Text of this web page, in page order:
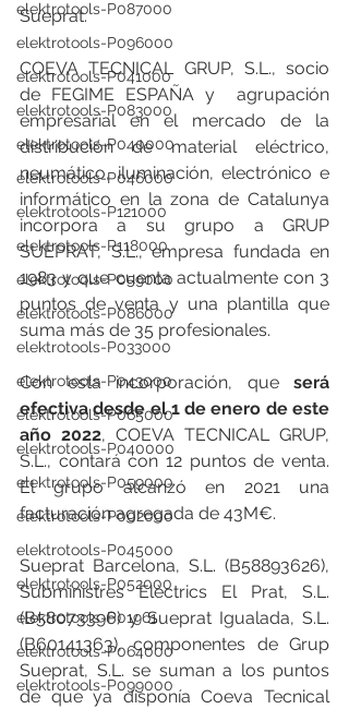
elektrotools-P087000
elektrotools-P096000
elektrotools-P041000
elektrotools-P083000
elektrotools-P040000
elektrotools-P046000
elektrotools-P121000
elektrotools-P118000
elektrotools-P059000
elektrotools-P086000
elektrotools-P033000
elektrotools-P043000
elektrotools-P065000
elektrotools-P040000
elektrotools-P059000
elektrotools-P002000
elektrotools-P045000
elektrotools-P052000
elektrotools-P01961
elektrotools-P064000
elektrotools-P099000
Sueprat.
COEVA TECNICAL GRUP, S.L., socio
de FEGIME ESPAÑA y  agrupación
empresarial en el mercado de la
distribución de material eléctrico,
neumático, iluminación, electrónico e
informático en la zona de Catalunya
incorpora a su grupo a GRUP
SUEPRAT, S.L., empresa fundada en
1983 y que cuenta actualmente con 3
puntos de venta y una plantilla que
suma más de 35 profesionales.
Con esta incorporación, que será
efectiva desde el 1 de enero de este
año 2022, COEVA TECNICAL GRUP,
S.L., contará con 12 puntos de venta.
El grupo alcanzó en 2021 una
facturación agregada de 43M€.
Sueprat Barcelona, S.L. (B58893626),
Subministres Elèctrics El Prat, S.L.
(B58073396) y Sueprat Igualada, S.L.
(B60141363), componentes de Grup
Sueprat, S.L. se suman a los puntos
de que ya disponía Coeva Tecnical